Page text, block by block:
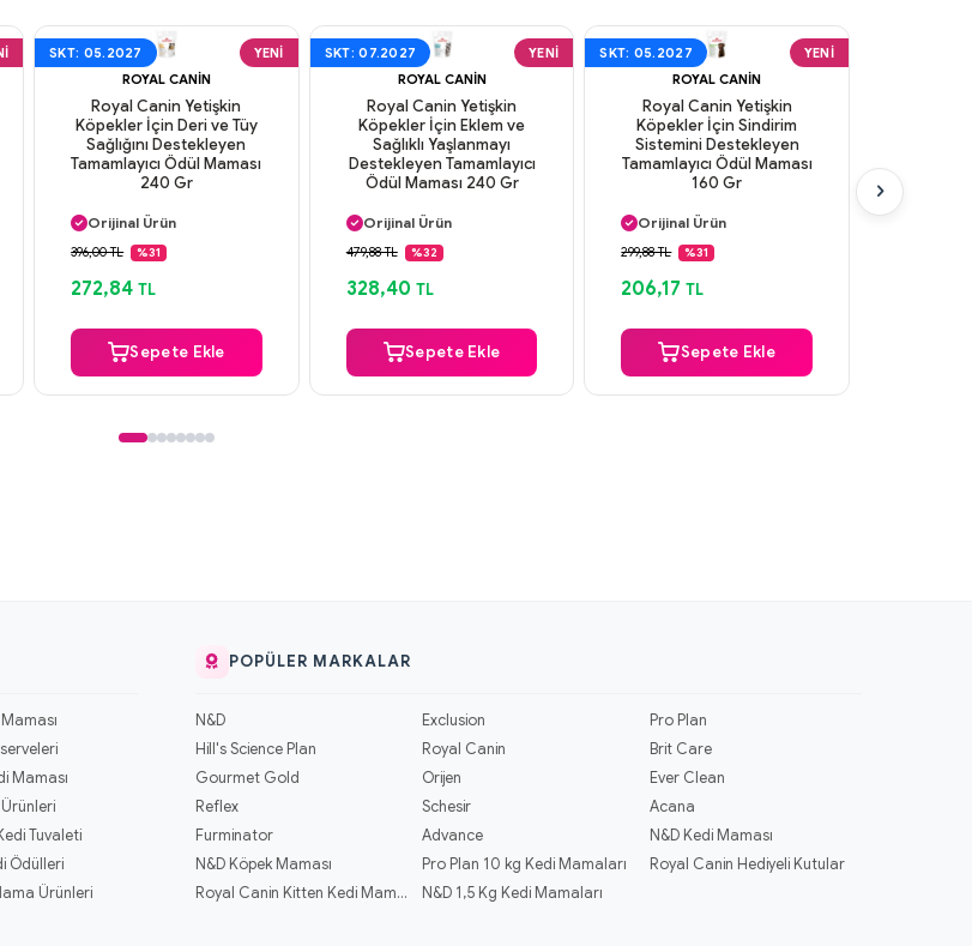
SKT: 05.2027
YENI
ROYAL CANIN
Royal Canin Yetişkin
Köpekler İçin Deri ve Tüy
Sağlığını Destekleyen
Tamamlayıcı Ödül Maması
240 Gr
Orijinal Ürün
Güvenli Ödeme
396,00 TL %31
272,84 TL
Sepete Ekle
SKT: 07.2027
YENI
ROYAL CANIN
Royal Canin Yetişkin
Köpekler İçin Eklem ve
Sağlıklı Yaşlanmayı
Destekleyen Tamamlayıcı
Ödül Maması 240 Gr
Orijinal Ürün
Güvenli Ödeme
479,88 TL %32
328,40 TL
Sepete Ekle
SKT: 05.2027
YENI
ROYAL CANIN
Royal Canin Yetişkin
Köpekler İçin Sindirim
Sistemini Destekleyen
Tamamlayıcı Ödül Maması
160 Gr
Orijinal Ürün
Güvenli Ödeme
299,88 TL %31
206,17 TL
Sepete Ekle
Maması
Tuvaleti
Ödülleri
Ürünleri
POPÜLER MARKALAR
N&D Exclusion
Pro Plan
Hill's Science Plan
Royal Canin
Brit Care
Gourmet Gold
Orijen
Ever Clean
Reflex
Schesir
Acana
Furminator
Advance
N&D Kedi Maması
N&D Köpek Maması
Pro Plan 10 kg Kedi Mamaları
Royal Canin Hediyeli Kutular
Royal Canin Kitten Kedi Mamaları
N&D 1,5 Kg Kedi Mamaları